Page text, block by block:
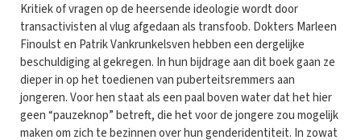
Kritiek of vragen op de heersende ideologie wordt door
transactivisten al vlug afgedaan als transfoob. Dokters Marleen
Finoulst en Patrik Vankrunkelsven hebben een dergelijke
beschuldiging al gekregen. In hun bijdrage aan dit boek gaan ze
dieper in op het toedienen van puberteitsremmers aan
jongeren. Voor hen staat als een paal boven water dat het hier
geen “pauzeknop” betreft, die het voor de jongere zou mogelijk
maken om zich te bezinnen over hun genderidentiteit. In zowat